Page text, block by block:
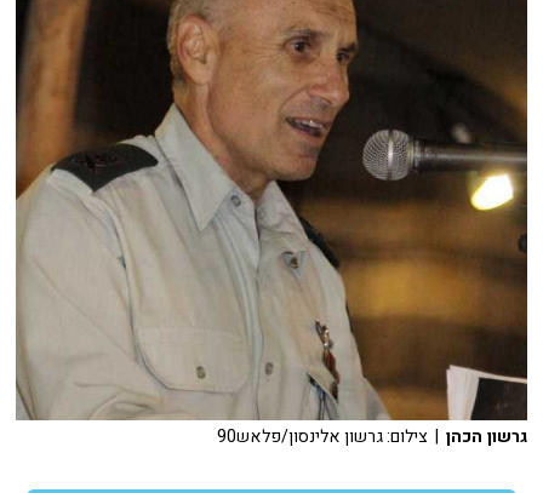
גרשון הכהן | צילום: גרשון אלינסון/פלאש90